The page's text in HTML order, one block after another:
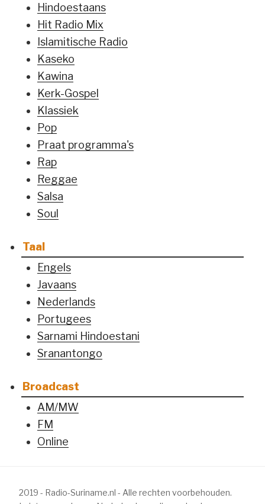
Hindoestaans
Hit Radio Mix
Islamitische Radio
Kaseko
Kawina
Kerk-Gospel
Klassiek
Pop
Praat programma's
Rap
Reggae
Salsa
Soul
Taal
Engels
Javaans
Nederlands
Portugees
Sarnami Hindoestani
Sranantongo
Broadcast
AM/MW
FM
Online
2019 - Radio-Suriname.nl - Alle rechten voorbehouden.